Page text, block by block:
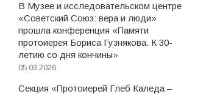
В Музее и исследовательском центре
«Советский Союз: вера и люди»
прошла конференция «Памяти
протоиерея Бориса Гузнякова. К 30-
летию со дня кончины»
05.03.2026
Секция «Протоиерей Глеб Каледа –